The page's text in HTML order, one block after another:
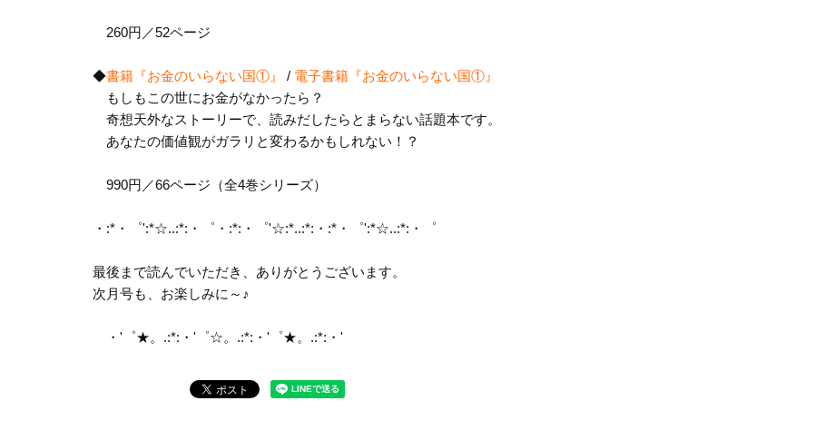
260円／52ページ
◆書籍『お金のいらない国①』 / 電子書籍『お金のいらない国①』
もしもこの世にお金がなかったら？
奇想天外なストーリーで、読みだしたらとまらない話題本です。
あなたの価値観がガラリと変わるかもしれない！？
990円／66ページ（全4巻シリーズ）
・:*・゜':*☆..:*:・゜・:*:・゜'☆:*..:*:・:*・゜':*☆..:*:・゜
最後まで読んでいただき、ありがとうございます。
次月号も、お楽しみに～♪
・'゜★。.:*:・'゜☆。.:*:・'゜★。.:*:・'